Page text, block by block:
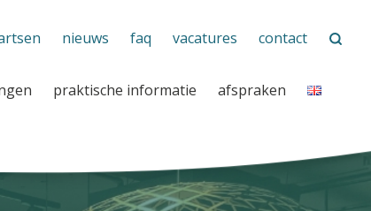
nieuws faq vacatures contact
praktische informatie afspraken